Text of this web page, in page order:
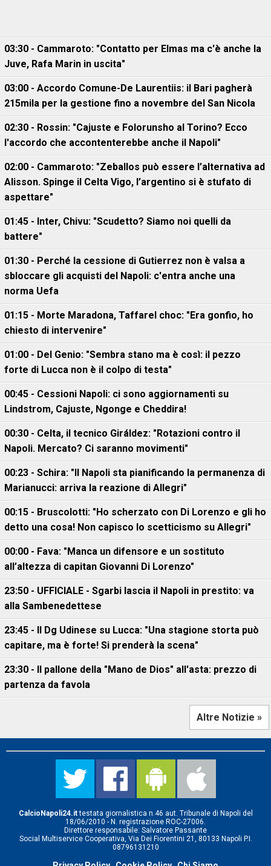
03:30 - Cammaroto: "Contatto per Elmas ma c'è anche la
Juve, Rafa Marin in uscita"
03:00 - Accordo Comune-De Laurentiis: il Bari pagherà
215mila per la gestione fino a novembre del San Nicola
02:30 - Rossin: "Cajuste e Folorunsho al Torino? Ecco
l'accordo che accontenterebbe anche il Napoli"
02:00 - Cammaroto: "Zeballos può essere l’alternativa ad
Alisson. Spinge il Celta Vigo, l’argentino si è stufato di
aspettare"
01:45 - Inter, Chivu: "Scudetto? Siamo noi quelli da
battere"
01:30 - Perché la cessione di Gutierrez non è valsa a
sbloccare gli acquisti del Napoli: c'entra anche una
norma Uefa
01:15 - Morte Maradona, Taffarel choc: "Era gonfio, ho
chiesto di intervenire"
01:00 - Del Genio: "Sembra stano ma è così: il pezzo
forte di Lucca non è il colpo di testa"
00:45 - Cessioni Napoli: ci sono aggiornamenti su
Lindstrom, Cajuste, Ngonge e Cheddira!
00:30 - Celta, il tecnico Giráldez: "Rotazioni contro il
Napoli. Mercato? Ci saranno movimenti"
00:23 - Schira: "Il Napoli sta pianificando la permanenza di
Marianucci: arriva la reazione di Allegri"
00:15 - Bruscolotti: "Ho scherzato con Di Lorenzo e gli ho
detto una cosa! Non capisco lo scetticismo su Allegri"
00:00 - Fava: "Manca un difensore e un sostituto
all’altezza di capitan Giovanni Di Lorenzo"
23:50 - UFFICIALE - Sgarbi lascia il Napoli in prestito: va
alla Sambenedettese
23:45 - Il Dg Udinese su Lucca: "Una stagione storta può
capitare, ma è forte! Si prenderà la scena"
23:30 - Il pallone della "Mano de Dios" all'asta: prezzo di
partenza da favola
Altre Notizie »
CalcioNapoli24.ittestata giornalistica n.46 aut. Tribunale di Napoli del
18/06/2010 - N. registrazione ROC-27006.
Direttore responsabile: Salvatore Passante
Social Multiservice Cooperativa, Via Dei Fiorentini 21, 80133 Napoli P.I.
08796131210